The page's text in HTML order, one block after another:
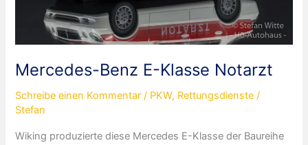
Mercedes-Benz E-Klasse Notarzt
Schreibe einen Kommentar / PKW, Rettungsdienste /
Stefan
Wiking produzierte diese Mercedes E-Klasse der Baureihe